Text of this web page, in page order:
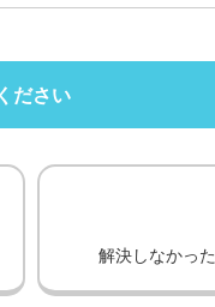
ださい
解決しなかった